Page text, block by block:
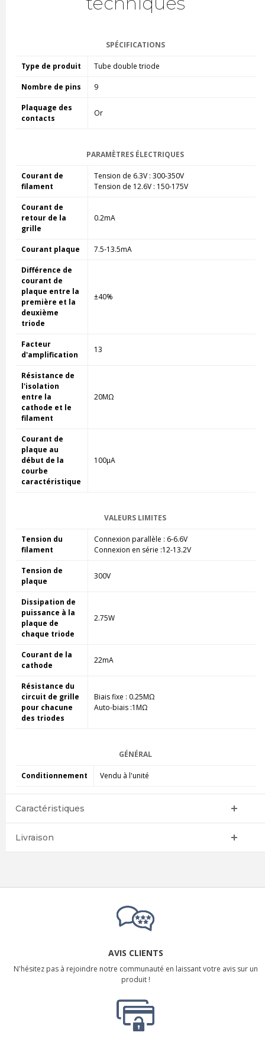
SPÉCIFICATIONS
Type de produit Tube double triode
Nombre de pins 9
Plaquage des
contacts
Or
PARAMÈTRES ÉLECTRIQUES
Courant de
filament
Tension de 6.3V : 300-350V
Tension de 12.6V : 150-175V
Courant de
retour de la
grille
0.2mA
Courant plaque 7.5-13.5mA
Différence de
courant de
plaque entre la
première et la
deuxième
triode
±40%
Facteur
d'amplification
13
Résistance de
l'isolation
entre la
cathode et le
filament
20MΩ
Courant de
plaque au
début de la
courbe
caractéristique
100µA
VALEURS LIMITES
Tension du
filament
Connexion parallèle : 6-6.6V
Connexion en série :12-13.2V
Tension de
plaque
300V
Dissipation de
puissance à la
plaque de
chaque triode
2.75W
Courant de la
cathode
22mA
Résistance du
circuit de grille
pour chacune
des triodes
Biais fixe : 0.25MΩ
Auto-biais :1MΩ
GÉNÉRAL
Conditionnement Vendu à l'unité
Caractéristiques
Livraison
AVIS CLIENTS
N'hésitez pas à rejoindre notre communauté en laissant votre avis sur un
produit !